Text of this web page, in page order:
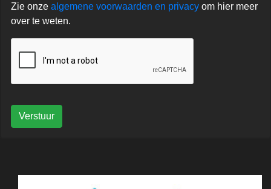
Zie onze algemene voorwaarden en privacy om hier meer
over te weten.
Verstuur